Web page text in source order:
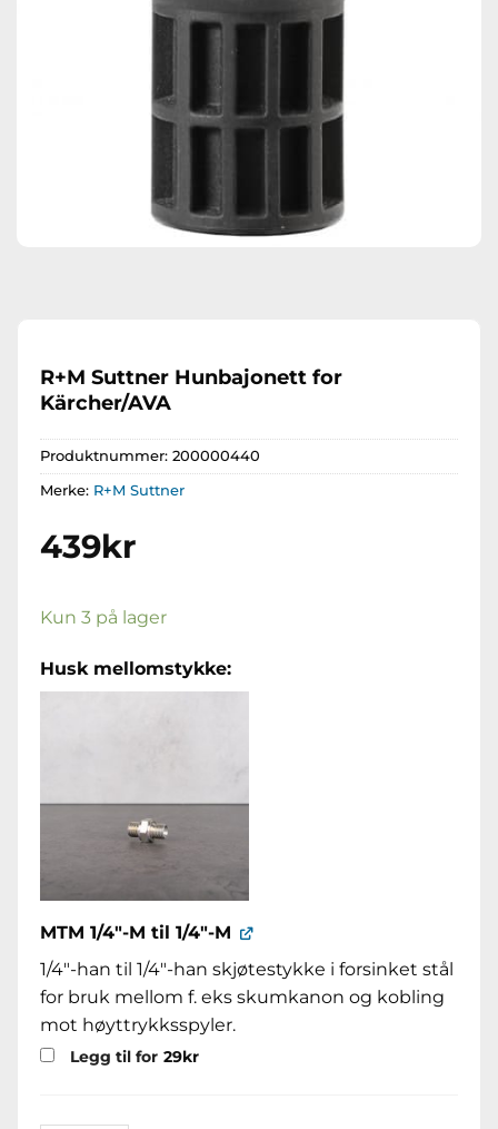
R+M Suttner Hunbajonett for
Kärcher/AVA
Produktnummer: 200000440
Merke: R+M Suttner
439kr
Kun 3 på lager
Husk mellomstykke:
MTM 1/4"-M til 1/4"-M
1/4"-han til 1/4"-han skjøtestykke i forsinket stål
for bruk mellom f. eks skumkanon og kobling
mot høyttrykksspyler.
Legg til for 29kr